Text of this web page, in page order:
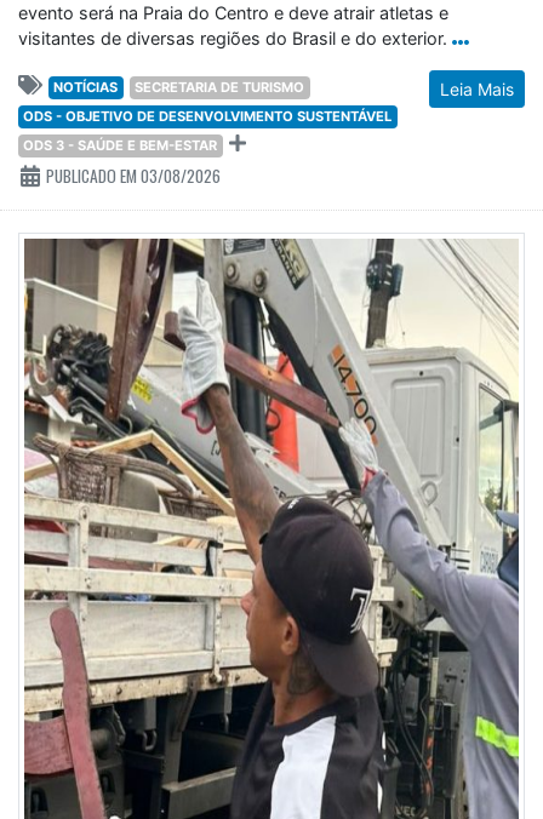
evento será na Praia do Centro e deve atrair atletas e
visitantes de diversas regiões do Brasil e do exterior.
Leia Mais
NOTÍCIAS
SECRETARIA DE TURISMO
ODS - OBJETIVO DE DESENVOLVIMENTO SUSTENTÁVEL
ODS 3 - SAÚDE E BEM-ESTAR
PUBLICADO EM 03/08/2026